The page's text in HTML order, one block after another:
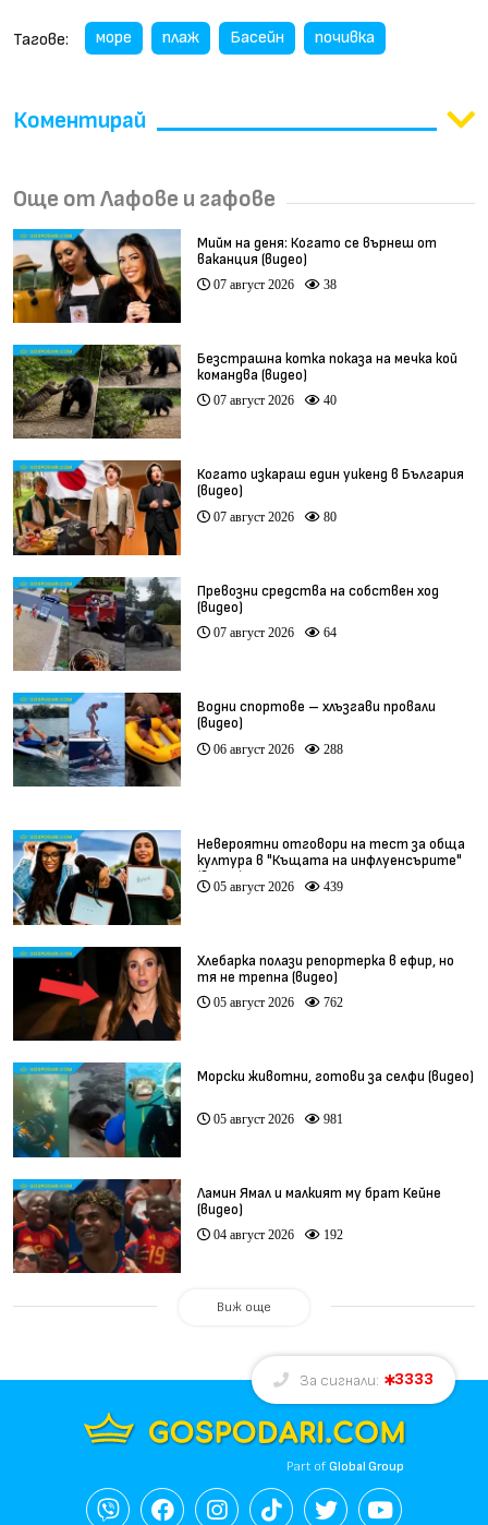
Тагове: море плаж Басейн почивка
Коментирай
Още от Лафове и гафове
Мийм на деня: Когато се върнеш от
ваканция (видео)
07 август 2026 38
Безстрашна котка показа на мечка кой
командва (видео)
07 август 2026 40
Когато изкараш един уикенд в България
(видео)
07 август 2026 80
Превозни средства на собствен ход
(видео)
07 август 2026 64
Водни спортове – хлъзгави провали
(видео)
06 август 2026 288
Невероятни отговори на тест за обща
култура в "Къщата на инфлуенсърите"
(видео)
05 август 2026 439
Хлебарка полази репортерка в ефир, но
тя не трепна (видео)
05 август 2026 762
Морски животни, готови за селфи (видео)
05 август 2026 981
Ламин Ямал и малкият му брат Кейне
(видео)
04 август 2026 192
Виж още
За сигнали: 3333
Part ofGlobal Group